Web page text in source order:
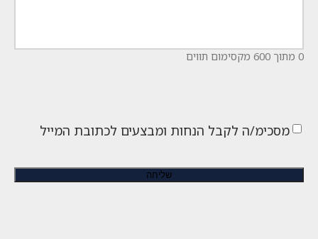
0 מתוך 600 מקסימום תווים
מסכימ/ה לקבל הנחות ומבצעים לכתובת המייל